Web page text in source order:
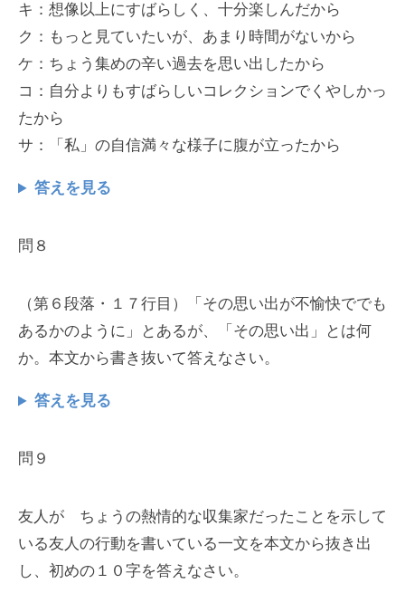
キ：想像以上にすばらしく、十分楽しんだから
ク：もっと見ていたいが、あまり時間がないから
ケ：ちょう集めの辛い過去を思い出したから
コ：自分よりもすばらしいコレクションでくやしかっ
たから
サ：「私」の自信満々な様子に腹が立ったから
答えを見る
問８
（第６段落・１７行目）「その思い出が不愉快ででも
あるかのように」とあるが、「その思い出」とは何
か。本文から書き抜いて答えなさい。
答えを見る
問９
友人が ちょうの熱情的な収集家だったことを示して
いる友人の行動を書いている一文を本文から抜き出
し、初めの１０字を答えなさい。